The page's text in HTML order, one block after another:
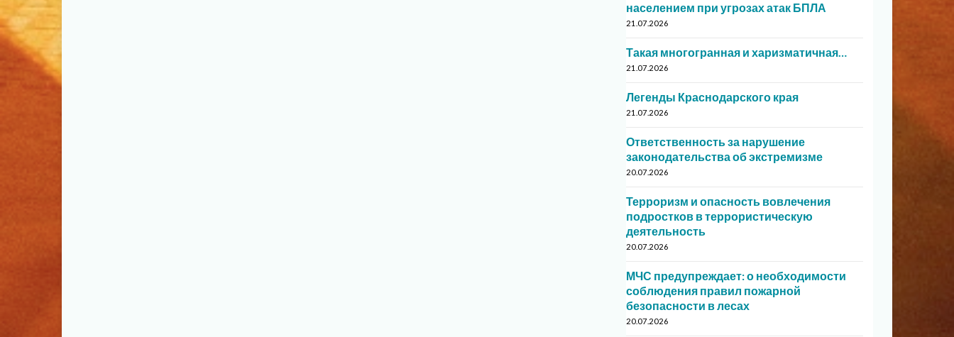
населением при угрозах атак БПЛА
21.07.2026
Такая многогранная и харизматичная…
21.07.2026
Легенды Краснодарского края
21.07.2026
Ответственность за нарушение
законодательства об экстремизме
20.07.2026
Терроризм и опасность вовлечения
подростков в террористическую
деятельность
20.07.2026
МЧС предупреждает: о необходимости
соблюдения правил пожарной
безопасности в лесах
20.07.2026